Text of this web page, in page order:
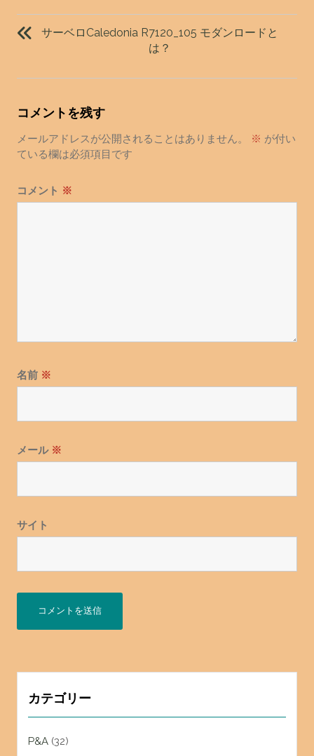
投
稿
シ
ョ
ン
サーベロCaledonia R7120_105 モダンロードと
は？
コメントを残す
メールアドレスが公開されることはありません。 ※ が付い
ている欄は必須項目です
コメント ※
名前 ※
メール ※
サイト
カテゴリー
P&A(32)